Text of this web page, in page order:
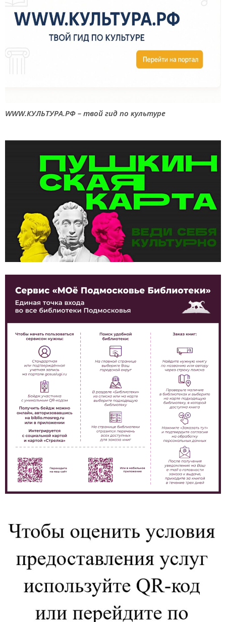
WWW.КУЛЬТУРА.РФ – твой гид по культуре